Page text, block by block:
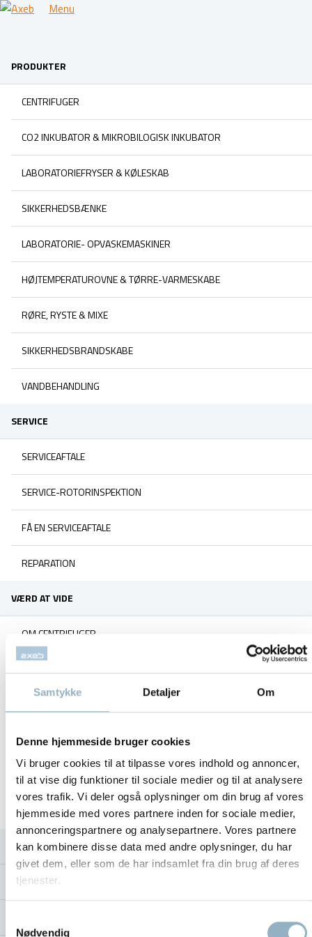
Samtykke Detaljer Om
Denne hjemmeside bruger cookies
Vi bruger cookies til at tilpasse vores indhold og annoncer,
til at vise dig funktioner til sociale medier og til at analysere
vores trafik. Vi deler også oplysninger om din brug af vores
hjemmeside med vores partnere inden for sociale medier,
annonceringspartnere og analysepartnere. Vores partnere
kan kombinere disse data med andre oplysninger, du har
givet dem, eller som de har indsamlet fra din brug af deres
tjenester.
Nødvendig
Menu
PRODUKTER
CENTRIFUGER
CO2 INKUBATOR & MIKROBILOGISK INKUBATOR
LABORATORIEFRYSER & KØLESKAB
SIKKERHEDSBÆNKE
LABORATORIE- OPVASKEMASKINER
HØJTEMPERATUROVNE & TØRRE-VARMESKABE
RØRE, RYSTE & MIXE
SIKKERHEDSBRANDSKABE
VANDBEHANDLING
SERVICE
SERVICEAFTALE
SERVICE-ROTORINSPEKTION
FÅ EN SERVICEAFTALE
REPARATION
VÆRD AT VIDE
OM CENTRIFUGER
OM FRYSERE
SORVALL ROTOR GUIDE
VEDLIGEHOLD AF UDSTYR
BLOG
OM AXEB